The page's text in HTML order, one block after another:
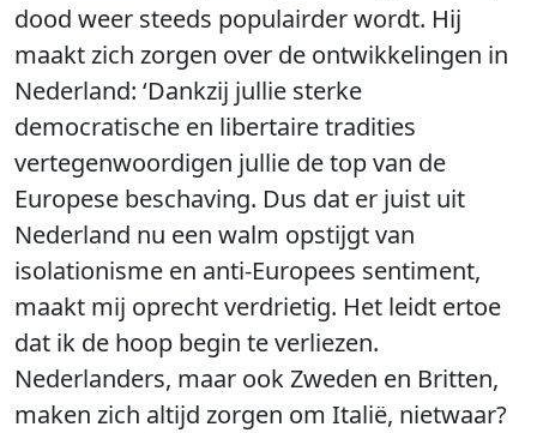
dood weer steeds populairder wordt. Hij
maakt zich zorgen over de ontwikkelingen in
Nederland: ‘Dankzij jullie sterke
democratische en libertaire tradities
vertegenwoordigen jullie de top van de
Europese beschaving. Dus dat er juist uit
Nederland nu een walm opstijgt van
isolationisme en anti-Europees sentiment,
maakt mij oprecht verdrietig. Het leidt ertoe
dat ik de hoop begin te verliezen.
Nederlanders, maar ook Zweden en Britten,
maken zich altijd zorgen om Italië, nietwaar?